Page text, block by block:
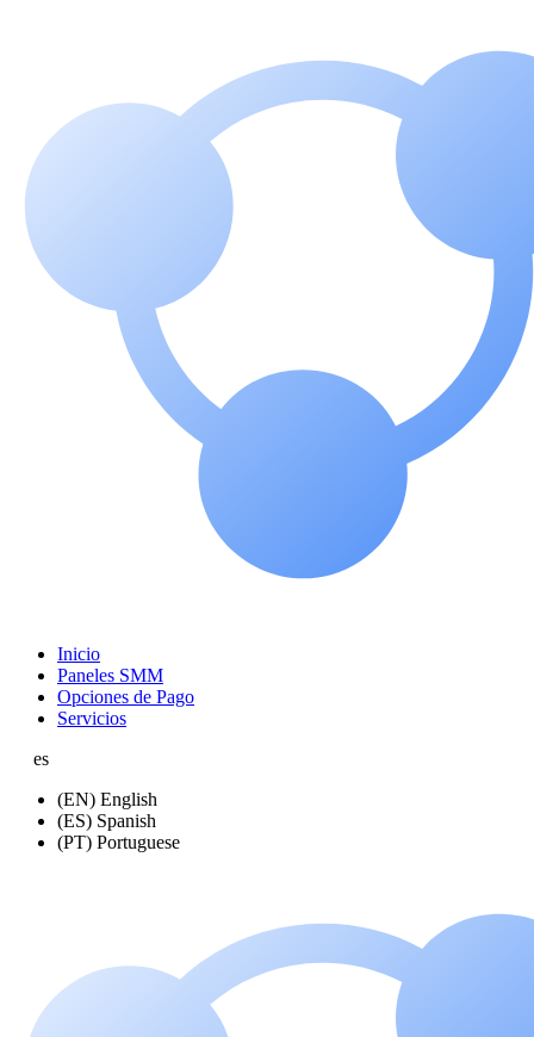
Inicio
Paneles SMM
Opciones de Pago
Servicios
es
(EN) English
(ES) Spanish
(PT) Portuguese